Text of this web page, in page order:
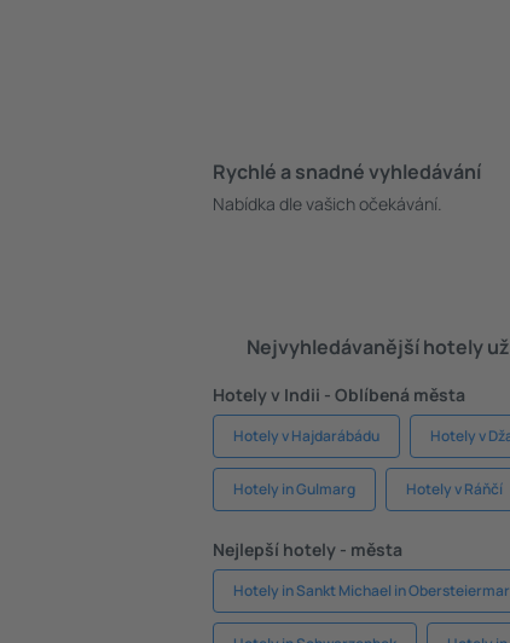
Rychlé a snadné vyhledávání
Nabídka dle vašich očekávání.
Nejvyhledávanější hotely
Hotely v Indii - Oblíbená města
Hotely v Hajdarábádu Hotely v
Hotely in Gulmarg Hotely v Ráňčí
Nejlepší hotely - města
Hotely in Sankt Michael in